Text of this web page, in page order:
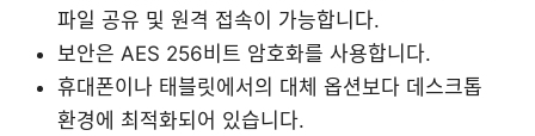
파일 공유 및 원격 접속이 가능합니다.
보안은 AES 256비트 암호화를 사용합니다.
휴대폰이나 태블릿에서의 대체 옵션보다 데스크톱
환경에 최적화되어 있습니다.